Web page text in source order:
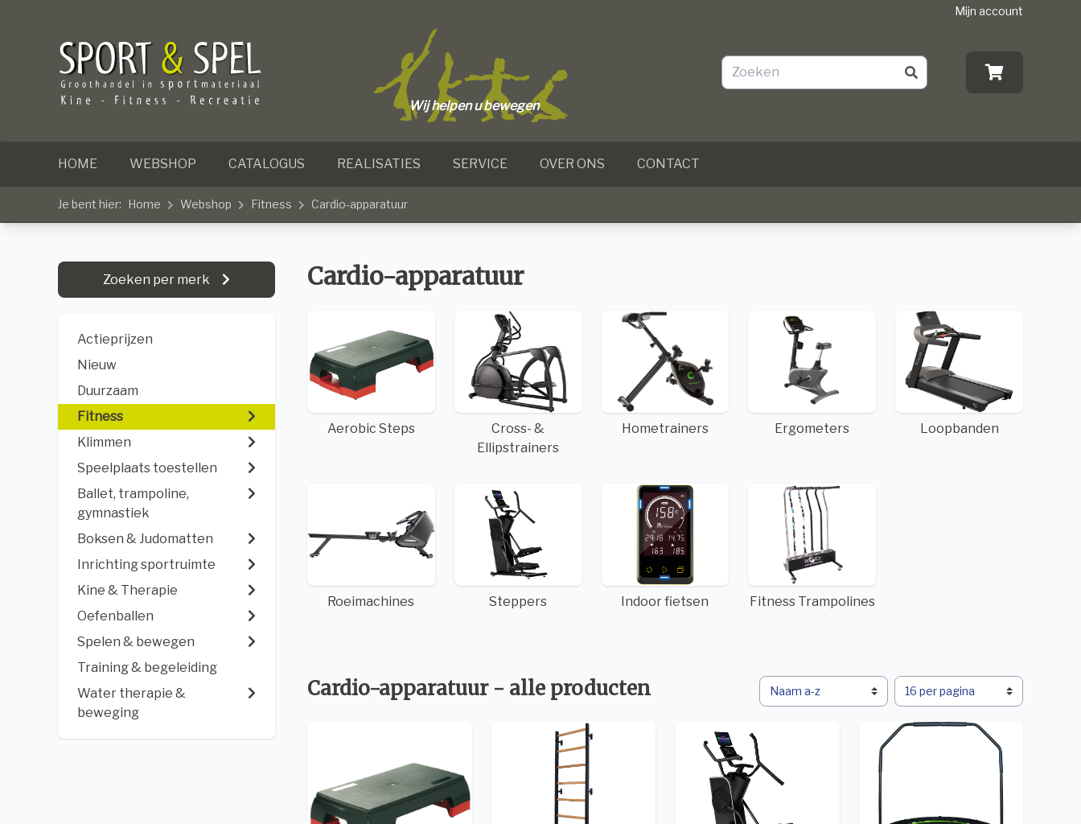
Mijn account
Wij helpen u bewegen
HOME WEBSHOP CATALOGUS REALISATIES SERVICE OVER ONS CONTACT
Je bent hier: Home Webshop Fitness Cardio-apparatuur
Zoeken per merk
Actieprijzen
Nieuw
Duurzaam
Fitness
Klimmen
Speelplaats toestellen
Ballet, trampoline,
gymnastiek
Boksen & Judomatten
Inrichting sportruimte
Kine & Therapie
Oefenballen
Spelen & bewegen
Training & begeleiding
Water therapie &
beweging
Cardio-apparatuur
Aerobic Steps
Cross- &
Ellipstrainers
Hometrainers Ergometers Loopbanden
Roeimachines Steppers Indoor fietsen Fitness Trampolines
Cardio-apparatuur - alle producten